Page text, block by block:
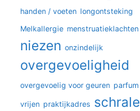
handen / voeten longontsteking
Melkallergie menstruatieklachten
niezen onzindelijk
overgevoeligheid
overgevoelig voor geuren parfum
vrijen praktijkadres schrale